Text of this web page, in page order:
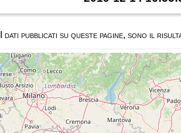
I dati pubblicati su queste pagine, sono il